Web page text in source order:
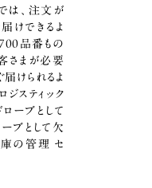
は、注文が
けできるよ
品番もの
さまが必要
けられるよ
ジスティック
ーブとして
ブとして欠
の管理 セ